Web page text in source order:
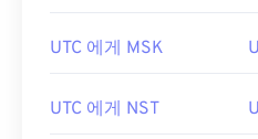
UTC 에게 MSK
UTC 에게 NST